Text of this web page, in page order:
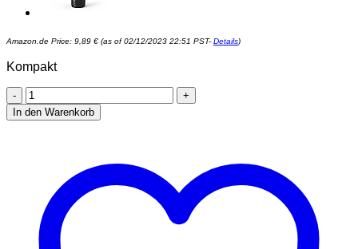
Amazon.de Price: 9,89 € (as of 02/12/2023 22:51 PST- Details)
Kompakt
ELF
BAR
-
Züge
600
Puffs
In den Warenkorb